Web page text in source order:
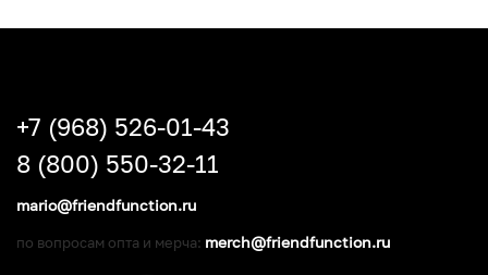
+7 (968) 526-01-43
8 (800) 550-32-11
mario@friendfunction.ru
по вопросам опта и мерча: merch@friendfunction.ru